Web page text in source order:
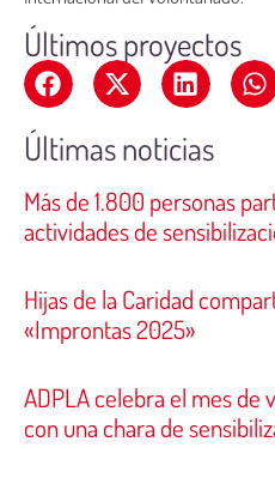
Últimos proyectos
Últimas noticias
Más de 1.800 personas
actividades de
Hijas de la Caridad
«Improntas 2025»
ADPLA celebra el mes de
con una chara de